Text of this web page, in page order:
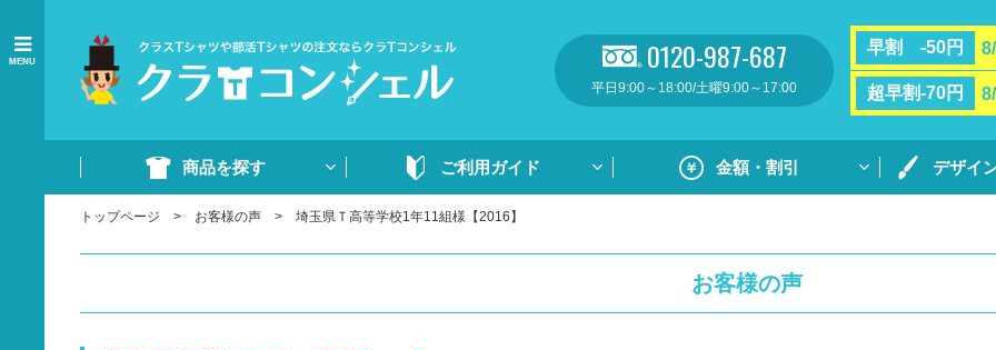
0120-987-687
平日9:00～18:00/土曜9:00～17:00
早割 -50円
超早割-70円
商品を探す ご利用ガイド 金額・割引
お支払い方法・送料
デザイ
トップページ お客様の声 埼玉県Ｔ高等学校1年11組様【2016】
お客様の声
MENU